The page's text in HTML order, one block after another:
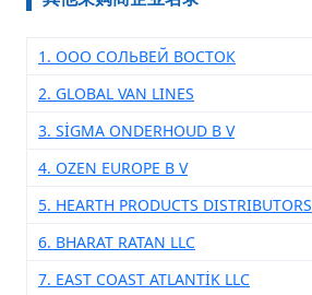
1. ООО СОЛЬВЕЙ ВОСТОК
2. GLOBAL VAN LINES
3. SİGMA ONDERHOUD B V
4. OZEN EUROPE B V
5. HEARTH PRODUCTS DISTRIBUTORS
6. BHARAT RATAN LLC
7. EAST COAST ATLANTİK LLC